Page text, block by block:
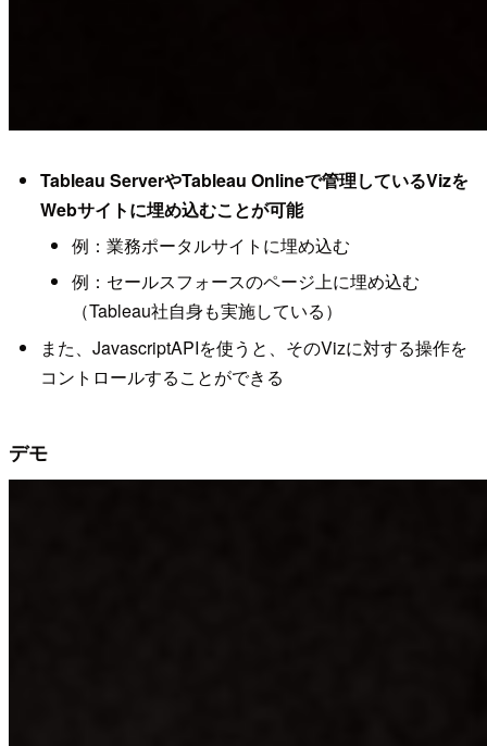
Tableau ServerやTableau Onlineで管理しているVizを
Webサイトに埋め込むことが可能
例：業務ポータルサイトに埋め込む
例：セールスフォースのページ上に埋め込む
（Tableau社自身も実施している）
また、JavascriptAPIを使うと、そのVizに対する操作を
コントロールすることができる
デモ